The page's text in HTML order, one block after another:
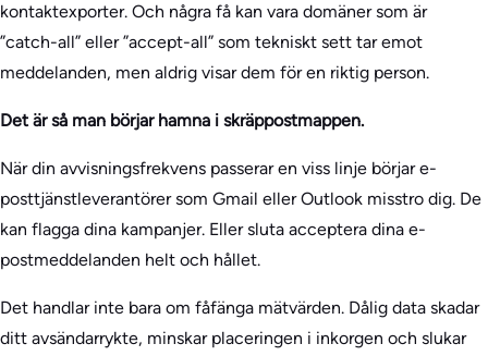
kontaktexporter. Och några få kan vara domäner som är
”catch-all” eller ”accept-all” som tekniskt sett tar emot
meddelanden, men aldrig visar dem för en riktig person.
Det är så man börjar hamna i skräppostmappen.
När din avvisningsfrekvens passerar en viss linje börjar e-
posttjänstleverantörer som Gmail eller Outlook misstro dig. De
kan flagga dina kampanjer. Eller sluta acceptera dina e-
postmeddelanden helt och hållet.
Det handlar inte bara om fåfänga mätvärden. Dålig data skadar
ditt avsändarrykte, minskar placeringen i inkorgen och slukar